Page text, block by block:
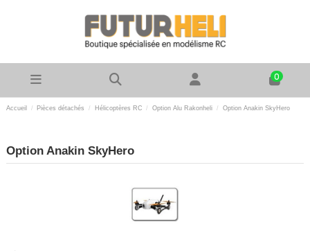
0
Accueil Pièces détachés Hélicoptères RC Option Alu Rakonheli Option Anakin SkyHero
Option Anakin SkyHero